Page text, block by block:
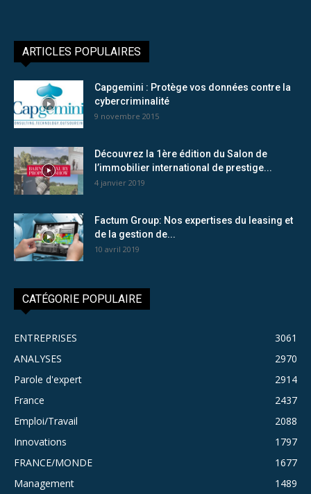
ARTICLES POPULAIRES
Capgemini : Protège vos données contre la
cybercriminalité
9 novembre 2015
Découvrez la 1ère édition du Salon de
l’immobilier international de prestige...
4 janvier 2019
Factum Group: Nos expertises du leasing et
de la gestion de...
10 avril 2019
CATÉGORIE POPULAIRE
ENTREPRISES
3061
ANALYSES
2970
Parole d'expert
2914
France
2437
Emploi/Travail
2088
Innovations
1797
FRANCE/MONDE
1677
Management
1489